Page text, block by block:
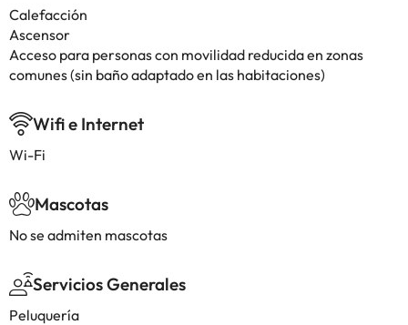
Calefacción
Ascensor
Acceso para personas con movilidad reducida en zonas
comunes (sin baño adaptado en las habitaciones)
Wifi e Internet
Wi-Fi
Mascotas
No se admiten mascotas
Servicios Generales
Peluquería